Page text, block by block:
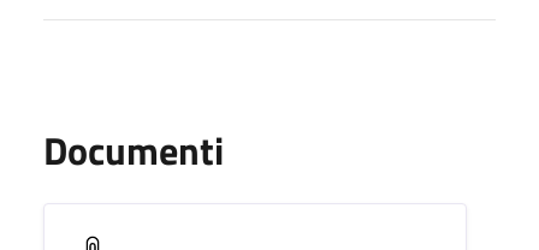
Documenti